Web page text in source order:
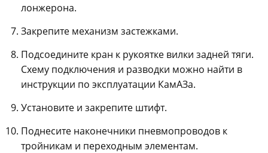
лонжерона.
Закрепите механизм застежками.
Подсоедините кран к рукоятке вилки задней тяги.
Схему подключения и разводки можно найти в
инструкции по эксплуатации КамАЗа.
Установите и закрепите штифт.
Поднесите наконечники пневмопроводов к
тройникам и переходным элементам.